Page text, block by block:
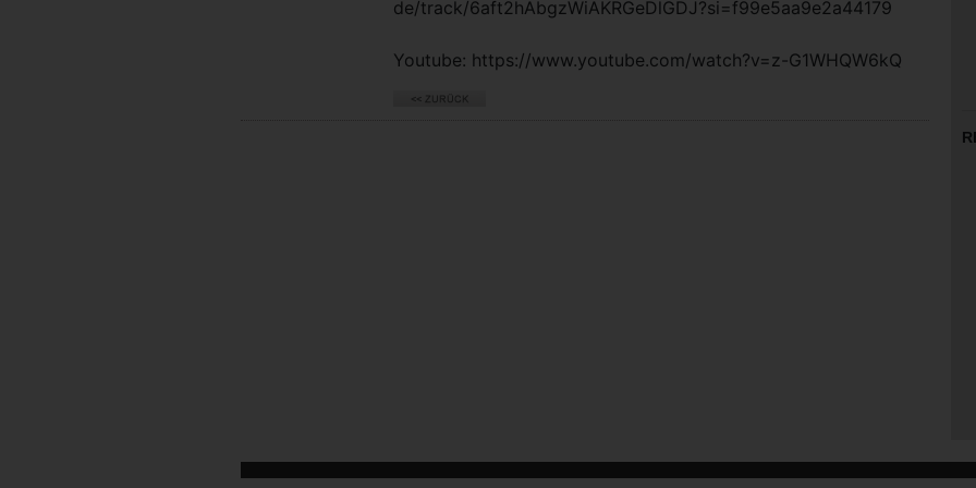
de/track/6aft2hAbgzWiAKRGeDlGDJ?si=f99e5aa9e2a44179
Youtube: https://www.youtube.com/watch?v=z-G1WHQW6kQ